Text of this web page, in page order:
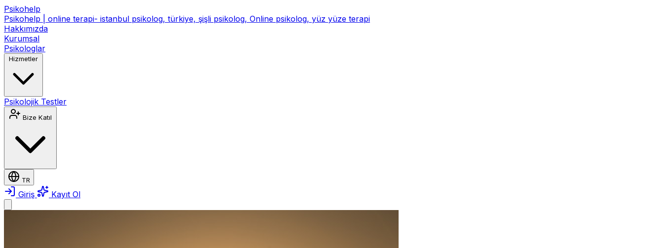
Psikohelp
Psikohelp | online terapi- istanbul psikolog, türkiye, şişli psikolog, Online psikolog, yüz yüze terapi
Hakkımızda
Kurumsal
Psikologlar
Hizmetler
Psikolojik Testler
Bize Katıl
TR
Giriş Kayıt Ol